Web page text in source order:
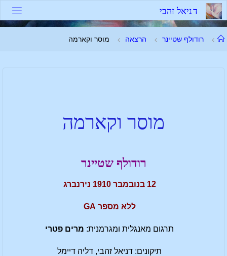
דניאל זהבי
רודולף שטיינר הרצאה מוסר וקארמה
מוסר וקארמה
רודולף שטיינר
12 בנובמבר 1910 נירנברג
ללא מספר GA
תרגום מאנגלית ומגרמנית: מרים פטרי
תיקונים: דניאל זהבי, דליה דיימל